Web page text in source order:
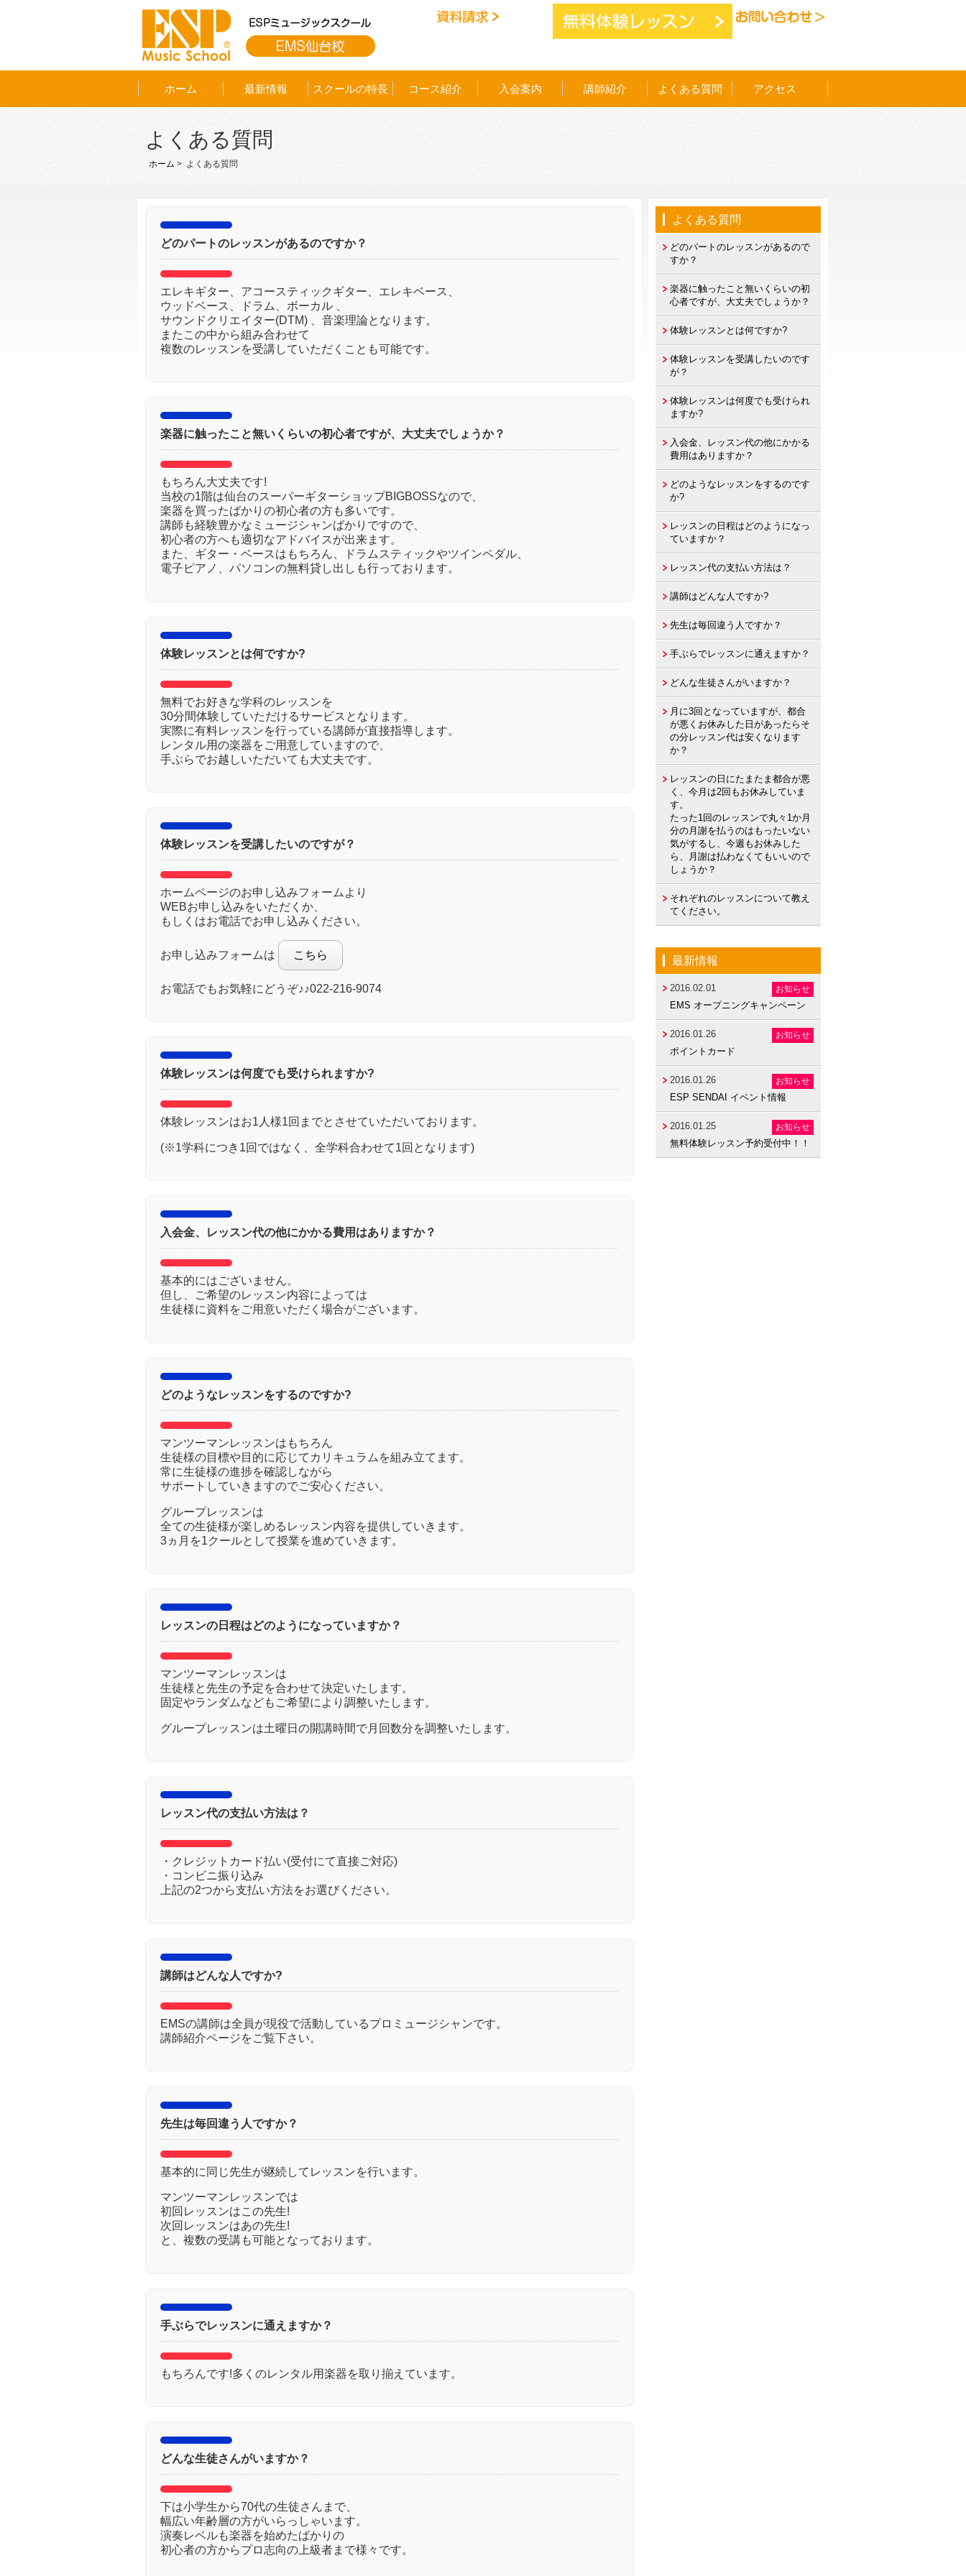
ホーム 最新情報 スクールの特長 コース紹介 入会案内 講師紹介 よくある質問 アクセス
よくある質問
ホーム > よくある質問
どのパートのレッスンがあるのですか？
エレキギター、アコースティックギター、エレキベース、
ウッドベース、ドラム、ボーカル 、
サウンドクリエイター(DTM) 、音楽理論となります。
またこの中から組み合わせて
複数のレッスンを受講していただくことも可能です。
楽器に触ったこと無いくらいの初心者ですが、大丈夫でしょうか？
もちろん大丈夫です!
当校の1階は仙台のスーパーギターショップBIGBOSSなので、
楽器を買ったばかりの初心者の方も多いです。
講師も経験豊かなミュージシャンばかりですので、
初心者の方へも適切なアドバイスが出来ます。
また、ギター・ベースはもちろん、ドラムスティックやツインペダル、
電子ピアノ、パソコンの無料貸し出しも行っております。
体験レッスンとは何ですか?
無料でお好きな学科のレッスンを
30分間体験していただけるサービスとなります。
実際に有料レッスンを行っている講師が直接指導します。
レンタル用の楽器をご用意していますので、
手ぶらでお越しいただいても大丈夫です。
体験レッスンを受講したいのですが？
ホームページのお申し込みフォームより
WEBお申し込みをいただくか、
もしくはお電話でお申し込みください。
お申し込みフォームは こちら
お電話でもお気軽にどうぞ♪♪022-216-9074
体験レッスンは何度でも受けられますか?
体験レッスンはお1人様1回までとさせていただいております。
(※1学科につき1回ではなく、全学科合わせて1回となります)
入会金、レッスン代の他にかかる費用はありますか？
基本的にはございません。
但し、ご希望のレッスン内容によっては
生徒様に資料をご用意いただく場合がございます。
どのようなレッスンをするのですか?
マンツーマンレッスンはもちろん
生徒様の目標や目的に応じてカリキュラムを組み立てます。
常に生徒様の進捗を確認しながら
サポートしていきますのでご安心ください。
グループレッスンは
全ての生徒様が楽しめるレッスン内容を提供していきます。
3ヵ月を1クールとして授業を進めていきます。
レッスンの日程はどのようになっていますか？
マンツーマンレッスンは
生徒様と先生の予定を合わせて決定いたします。
固定やランダムなどもご希望により調整いたします。
グループレッスンは土曜日の開講時間で月回数分を調整いたします。
レッスン代の支払い方法は？
・クレジットカード払い(受付にて直接ご対応)
・コンビニ振り込み
上記の2つから支払い方法をお選びください。
講師はどんな人ですか?
EMSの講師は全員が現役で活動しているプロミュージシャンです。
講師紹介ページをご覧下さい。
先生は毎回違う人ですか？
基本的に同じ先生が継続してレッスンを行います。
マンツーマンレッスンでは
初回レッスンはこの先生!
次回レッスンはあの先生!
と、複数の受講も可能となっております。
手ぶらでレッスンに通えますか？
もちろんです!多くのレンタル用楽器を取り揃えています。
どんな生徒さんがいますか？
下は小学生から70代の生徒さんまで、
幅広い年齢層の方がいらっしゃいます。
演奏レベルも楽器を始めたばかりの
初心者の方からプロ志向の上級者まで様々です。
よくある質問
どのパートのレッスンがあるので
すか？
楽器に触ったこと無いくらいの初
心者ですが、大丈夫でしょうか？
体験レッスンとは何ですか?
体験レッスンを受講したいのです
が？
体験レッスンは何度でも受けられ
ますか?
入会金、レッスン代の他にかかる
費用はありますか？
どのようなレッスンをするのです
か?
レッスンの日程はどのようになっ
ていますか？
レッスン代の支払い方法は？
講師はどんな人ですか?
先生は毎回違う人ですか？
手ぶらでレッスンに通えますか？
どんな生徒さんがいますか？
月に3回となっていますが、都合
が悪くお休みした日があったらそ
の分レッスン代は安くなります
か？
レッスンの日にたまたま都合が悪
く、今月は2回もお休みしていま
す。
たった1回のレッスンで丸々1か月
分の月謝を払うのはもったいない
気がするし、今週もお休みした
ら、月謝は払わなくてもいいので
しょうか？
それぞれのレッスンについて教え
てください。
最新情報
2016.02.01 お知らせ
EMS オープニングキャンペーン
2016.01.26 お知らせ
ポイントカード
2016.01.26 お知らせ
ESP SENDAI イベント情報
2016.01.25 お知らせ
無料体験レッスン予約受付中！！